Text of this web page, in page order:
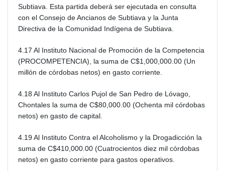
Subtiava. Esta partida deberá ser ejecutada en consulta
con el Consejo de Ancianos de Subtiava y la Junta
Directiva de la Comunidad Indígena de Subtiava.
4.17 Al Instituto Nacional de Promoción de la Competencia
(PROCOMPETENCIA), la suma de C$1,000,000.00 (Un
millón de córdobas netos) en gasto corriente.
4.18 Al Instituto Carlos Pujol de San Pedro de Lóvago,
Chontales la suma de C$80,000.00 (Ochenta mil córdobas
netos) en gasto de capital.
4.19 Al Instituto Contra el Alcoholismo y la Drogadicción la
suma de C$410,000.00 (Cuatrocientos diez mil córdobas
netos) en gasto corriente para gastos operativos.